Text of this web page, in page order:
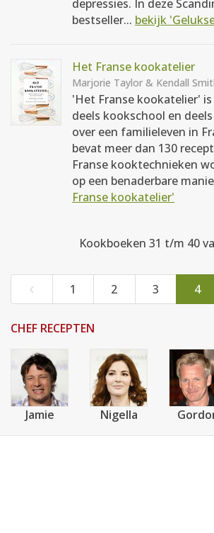
depressies. In deze
bestseller... bekijk
Het Franse kookatelier
Marjorie Taylor & Kendall
'Het Franse kookatelier'
deels kookschool en
over een familieleven in
bevat meer dan 130
Franse kooktechnieken
op een benaderbare
Franse kookatelier'
Kookboeken 31 t/m 40
‹ 1 2 3 4
CHEF RECEPTEN
Jamie Nigella